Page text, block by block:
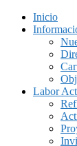
Inicio
Labor